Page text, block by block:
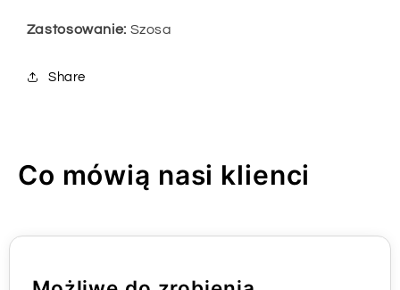
Zastosowanie: Szosa
Share
Co mówią nasi klienci